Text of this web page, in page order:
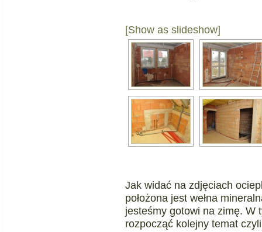
[Show as slideshow]
Jak widać na zdjęciach
położona jest wełna
jesteśmy gotowi na zimę. W
rozpocząć kolejny temat